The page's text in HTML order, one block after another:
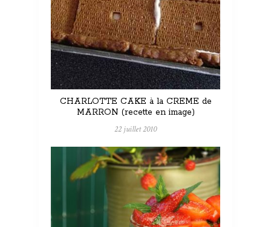
CHARLOTTE CAKE à la CREME de
MARRON (recette en image)
22 juillet 2010